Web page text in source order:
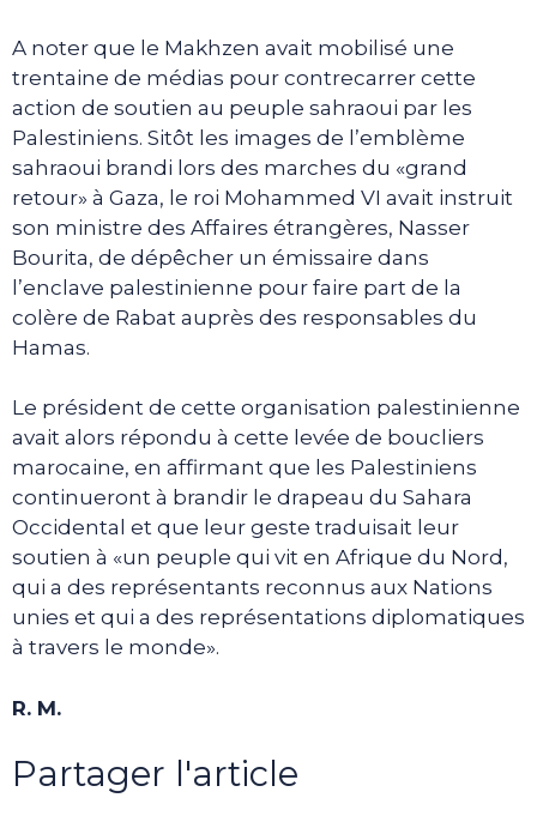
A noter que le Makhzen avait mobilisé une
trentaine de médias pour contrecarrer cette
action de soutien au peuple sahraoui par les
Palestiniens. Sitôt les images de l’emblème
sahraoui brandi lors des marches du «grand
retour» à Gaza, le roi Mohammed VI avait instruit
son ministre des Affaires étrangères, Nasser
Bourita, de dépêcher un émissaire dans
l’enclave palestinienne pour faire part de la
colère de Rabat auprès des responsables du
Hamas.
Le président de cette organisation palestinienne
avait alors répondu à cette levée de boucliers
marocaine, en affirmant que les Palestiniens
continueront à brandir le drapeau du Sahara
Occidental et que leur geste traduisait leur
soutien à «un peuple qui vit en Afrique du Nord,
qui a des représentants reconnus aux Nations
unies et qui a des représentations diplomatiques
à travers le monde».
R. M.
Partager l'article